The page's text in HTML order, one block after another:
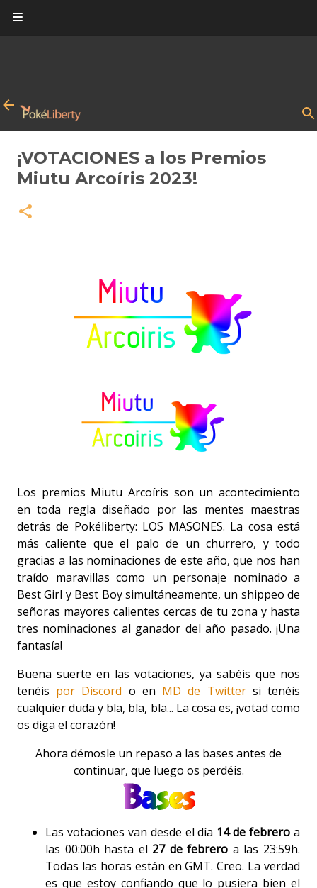
¡VOTACIONES a los Premios
Miutu Arcoíris 2023!
Los premios Miutu Arcoíris son un acontecimiento
en toda regla diseñado por las mentes maestras
detrás de Pokéliberty: LOS MASONES. La cosa está
más caliente que el palo de un churrero, y todo
gracias a las nominaciones de este año, que nos han
traído maravillas como un personaje nominado a
Best Girl y Best Boy simultáneamente, un shippeo de
señoras mayores calientes cercas de tu zona y hasta
tres nominaciones al ganador del año pasado. ¡Una
fantasía!
Buena suerte en las votaciones, ya sabéis que nos
tenéis por Discord o en MD de Twittersi tenéis
cualquier duda y bla, bla, bla... La cosa es, ¡votad como
os diga el corazón!
Ahora démosle un repaso a las bases antes de
continuar, que luego os perdéis.
Bases
Las votaciones van desde el día 14 de febreroa
las 00:00h hasta el 27 de febrero a las 23:59h.
Todas las horas están en GMT. Creo. La verdad
es que estoy confiando que lo pusiera bien el